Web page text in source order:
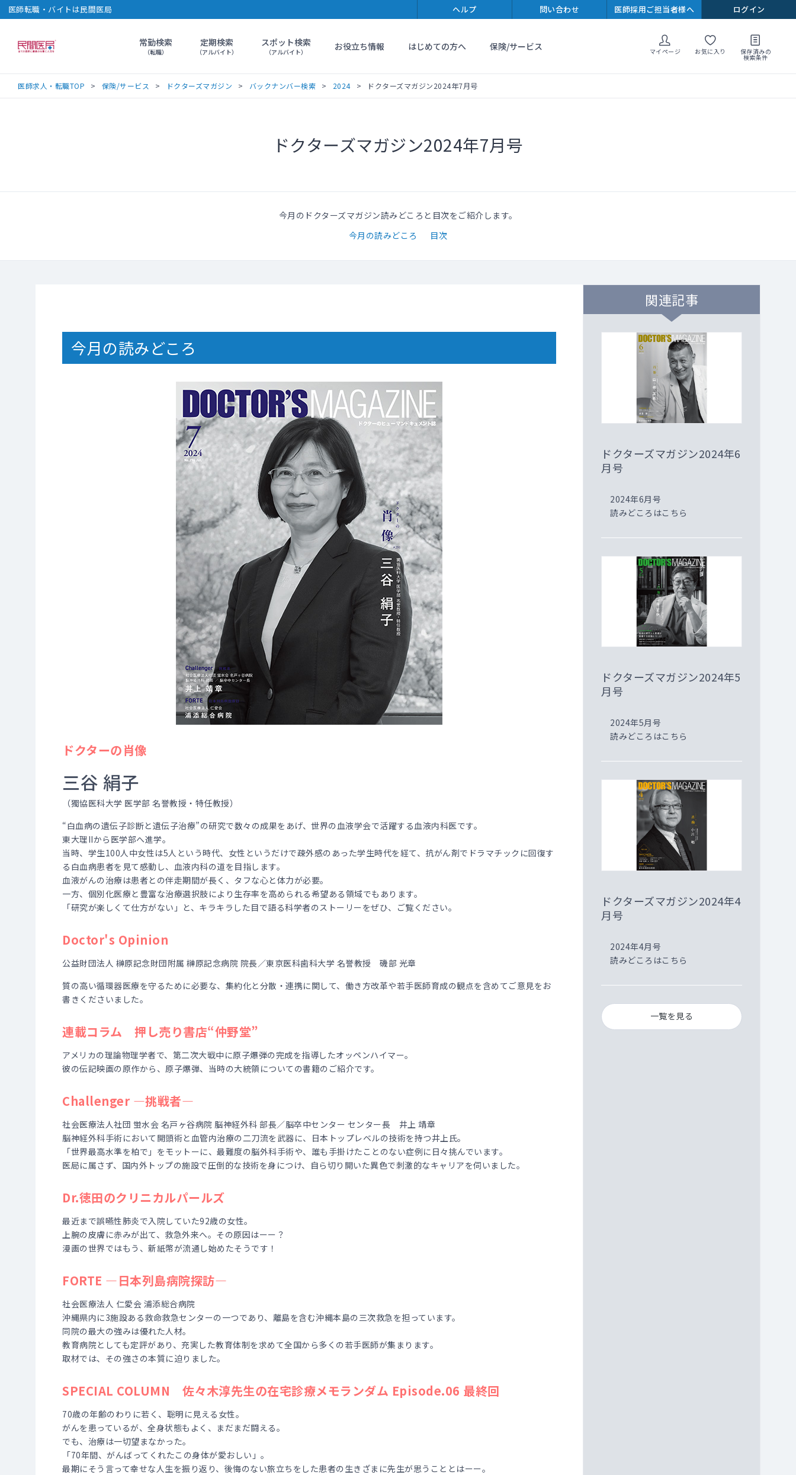
医師転職・バイトは民間医局 ヘルプ 問い合わせ 医師採用ご担当者様へ ログイン
民間医局常勤検索
（転職）
定期検索
（アルバイト）
スポット検索
（アルバイト） お役立ち情報 はじめての方へ 保険/サービス マイページ お気に入り 保存済みの
検索条件
医師求人・転職TOP 保険/サービス ドクターズマガジン バックナンバー検索 2024 ドクターズマガジン2024年7月号
ドクターズマガジン2024年7月号
今月のドクターズマガジン読みどころと目次をご紹介します。
今月の読みどころ
目次
今月の読みどころ
ドクターの肖像
三谷 絹子
（獨協医科大学 医学部 名誉教授・特任教授）
“白血病の遺伝子診断と遺伝子治療”の研究で数々の成果をあげ、世界の血液学会で活躍する血液内科医です。
東大理IIから医学部へ進学。
当時、学生100人中女性は5人という時代、女性というだけで疎外感のあった学生時代を経て、抗がん剤でドラマチックに回復す
る白血病患者を見て感動し、血液内科の道を目指します。
血液がんの治療は患者との伴走期間が長く、タフな心と体力が必要。
一方、個別化医療と豊富な治療選択肢により生存率を高められる希望ある領域でもあります。
「研究が楽しくて仕方がない」と、キラキラした目で語る科学者のストーリーをぜひ、ご覧ください。
Doctor's Opinion
公益財団法人 榊原記念財団附属 榊原記念病院 院長／東京医科歯科大学 名誉教授 磯部 光章
質の高い循環器医療を守るために必要な、集約化と分散・連携に関して、働き方改革や若手医師育成の観点を含めてご意見をお
書きくださいました。
連載コラム 押し売り書店“仲野堂”
アメリカの理論物理学者で、第二次大戦中に原子爆弾の完成を指導したオッペンハイマー。
彼の伝記映画の原作から、原子爆弾、当時の大統領についての書籍のご紹介です。
Challenger ―挑戦者―
社会医療法人社団 蛍水会 名戸ヶ谷病院 脳神経外科 部長／脳卒中センター センター長 井上 靖章
脳神経外科手術において開頭術と血管内治療の二刀流を武器に、日本トップレベルの技術を持つ井上氏。
「世界最高水準を柏で」をモットーに、最難度の脳外科手術や、誰も手掛けたことのない症例に日々挑んでいます。
医局に属さず、国内外トップの施設で圧倒的な技術を身につけ、自ら切り開いた異色で刺激的なキャリアを伺いました。
Dr.徳田のクリニカルパールズ
最近まで誤嚥性肺炎で入院していた92歳の女性。
上腕の皮膚に赤みが出て、救急外来へ。その原因はーー？
漫画の世界ではもう、新紙幣が流通し始めたそうです！
FORTE ―日本列島病院探訪―
社会医療法人 仁愛会 浦添総合病院
沖縄県内に3施設ある救命救急センターの一つであり、離島を含む沖縄本島の三次救急を担っています。
同院の最大の強みは優れた人材。
教育病院としても定評があり、充実した教育体制を求めて全国から多くの若手医師が集まります。
取材では、その強さの本質に迫りました。
SPECIAL COLUMN 佐々木淳先生の在宅診療メモランダム Episode.06 最終回
70歳の年齢のわりに若く、聡明に見える女性。
がんを患っているが、全身状態もよく、まだまだ闘える。
でも、治療は一切望まなかった。
「70年間、がんばってくれたこの身体が愛おしい」。
最期にそう言って幸せな人生を振り返り、後悔のない旅立ちをした患者の生きざまに先生が思うこととはーー。
関連記事
ドクターズマガジン2024年6
月号
2024年6月号
読みどころはこちら
ドクターズマガジン2024年5
月号
2024年5月号
読みどころはこちら
ドクターズマガジン2024年4
月号
2024年4月号
読みどころはこちら
一覧を見る